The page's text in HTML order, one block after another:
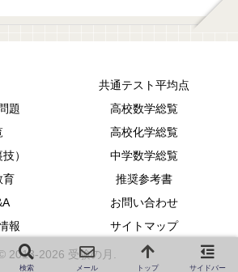
共通テスト平均点
題
高校数学総覧
高校化学総覧
）
中学数学総覧
育
推奨参考書
お問い合わせ
報
サイトマップ
2013-2026 受験の月.
検索 メール トップ サイドバー